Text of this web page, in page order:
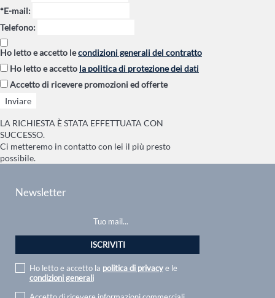
*E-mail:
Telefono:
Ho letto e accetto lecondizioni generali del contratto
Ho letto e accetto la politica di protezione dei dati
Accetto di ricevere promozioni ed offerte
LA RICHIESTA È STATA EFFETTUATA CON
SUCCESSO.
Ci metteremo in contatto con lei il più presto
possibile.
Newsletter
Ho letto e accetto la politica di privacye le
condizioni generali